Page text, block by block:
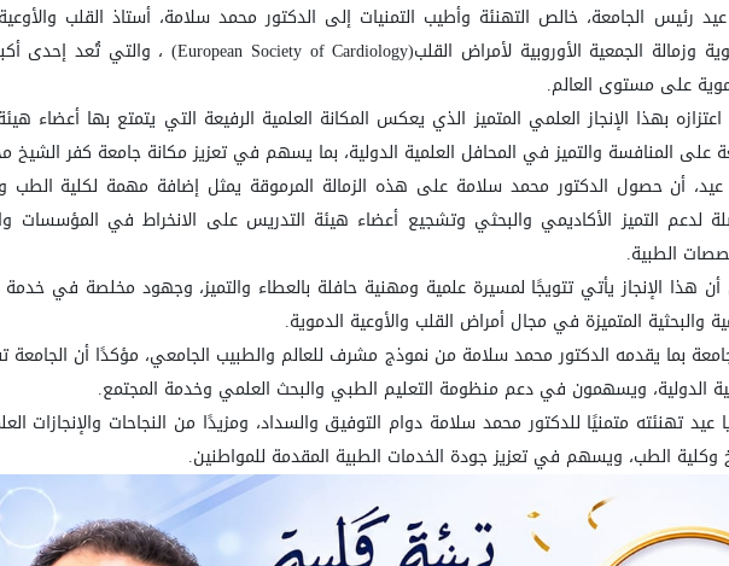
رئيس الجامعة، خالص التهنئة وأطيب التمنيات إلى الدكتور محمد سلامة، أستاذ القلب
الجمعية الأوروبية لأمراض القلب(European Society of Cardiology) ، والتي تُعد إحدى
على مستوى العالم.
بهذا الإنجاز العلمي المتميز الذي يعكس المكانة العلمية الرفيعة التي يتمتع بها أعضاء
على المنافسة والتميز في المحافل العلمية الدولية، بما يسهم في تعزيز مكانة جامعة كفر الشيخ
عيد، أن حصول الدكتور محمد سلامة على هذه الزمالة المرموقة يمثل إضافة مهمة لكلية الطب
لدعم التميز الأكاديمي والبحثي وتشجيع أعضاء هيئة التدريس على الانخراط في المؤسسات
الطبية.
هذا الإنجاز يأتي تتويجًا لمسيرة علمية ومهنية حافلة بالعطاء والتميز، وجهود مخلصة في خدمة
والبحثية المتميزة في مجال أمراض القلب والأوعية الدموية.
بما يقدمه الدكتور محمد سلامة من نموذج مشرف للعالم والطبيب الجامعي، مؤكدًا أن الجامعة
الدولية، ويسهمون في دعم منظومة التعليم الطبي والبحث العلمي وخدمة المجتمع.
عيد تهنئته متمنيًا للدكتور محمد سلامة دوام التوفيق والسداد، ومزيدًا من النجاحات والإنجازات
وكلية الطب، ويسهم في تعزيز جودة الخدمات الطبية المقدمة للمواطنين.